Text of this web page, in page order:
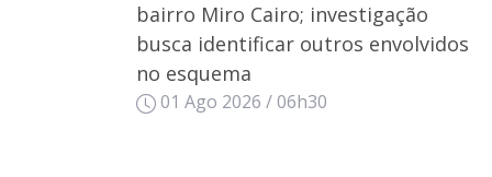
bairro Miro Cairo; investigação
busca identificar outros envolvidos
no esquema
01 Ago 2026 / 06h30